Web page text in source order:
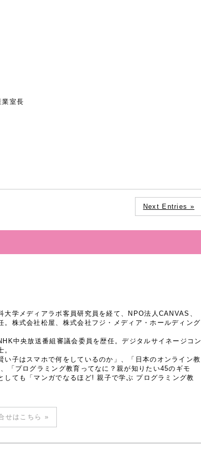
室長
Next Entries »
学メディアラボ客員研究員を経て、NPO法人CANVAS、
株式会社松屋、株式会社フジ・メディア・ホールディング
中央放送番組審議会委員を歴任。デジタルサイネージコン
子はスマホで何をしているのか」、「日本のオンライン教
「プログラミング教育ってなに？親が知りたい45のギモ
しても「マンガでなるほど! 親子で学ぶ プログラミング教
せはこちら »